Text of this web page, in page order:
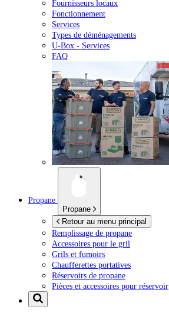
Fournisseurs locaux
Fonctionnement
Services
Types de déménagements
U-Box - Services
FAQ
Propane
Propane
Retour au menu principal
Remplissage de propane
Accessoires pour le gril
Grils et fumoirs
Chaufferettes portatives
Réservoirs de propane
Pièces et accessoires pour réservoir